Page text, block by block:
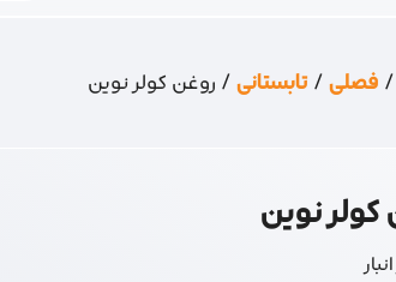
/ فصلی/تابستانی/ روغن کولر نوین
نوین